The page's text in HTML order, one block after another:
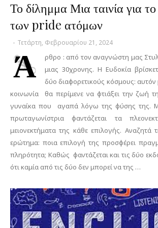
Το δίλημμα Μια ταινία για
των pride ατόμων
- Τετάρτη, Φεβρουαρίου 21, 2024
Ά
ρθρο : από τον αναγνώστη μας
μιας 30χρονης. Η Ευδοκία
δύο διαφορετικούς κόσμους:
κοινωνία θα περίμενε να φτιάξει την ζωή
γυναίκα που αγαπά λόγω της φύσης της.
πρωταγωνίστρια φαντάζεται τα
μειονεκτήματα της κάθε επιλογής.
ερώτημα: ποια επιλογή της προσφέρει
πληρότητα; Καθώς φαντάζεται και τις δύο
ότι καμία από τις δύο δεν μπορεί να της …